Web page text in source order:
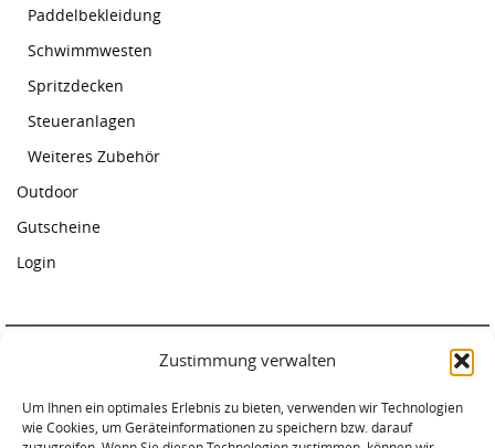
Zustimmung verwalten
Um Ihnen ein optimales Erlebnis zu bieten, verwenden wir Technologien
wie Cookies, um Geräteinformationen zu speichern bzw. darauf
Paddelbekleidung
Schwimmwesten
Spritzdecken
Steueranlagen
Weiteres Zubehör
Outdoor
Gutscheine
Login
Am Warnowufer 59
18057 Rostock